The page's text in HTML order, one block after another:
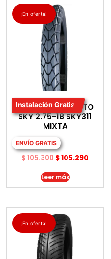
¡En oferta!
Instalación Gratis
LLANTA PARA MOTO
SKY 2.75-18 SKY311
MIXTA
ENVÍO GRATIS
$105.300 $105.290
Leer más
¡En oferta!